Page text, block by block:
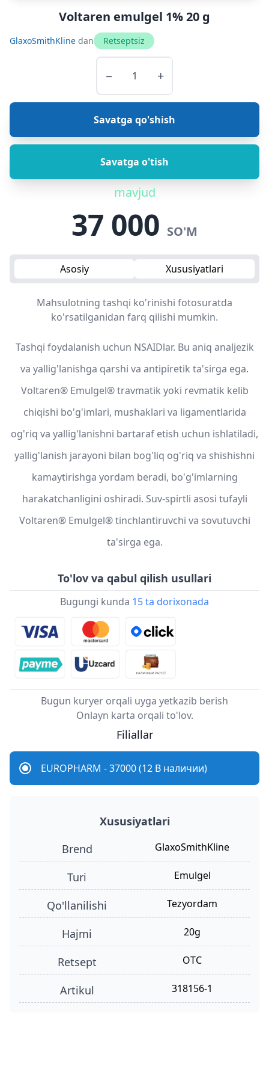
Voltaren emulgel 1% 20 g
GlaxoSmithKline dan Retseptsiz
− +
Savatga qo'shish
Savatga o'tish
mavjud
37 000 SO'M
Asosiy Xususiyatlari
Mahsulotning tashqi ko'rinishi fotosuratda
ko'rsatilganidan farq qilishi mumkin.
Tashqi foydalanish uchun NSAIDlar. Bu aniq analjezik
va yallig'lanishga qarshi va antipiretik ta'sirga ega.
Voltaren® Emulgel® travmatik yoki revmatik kelib
chiqishi bo'g'imlari, mushaklari va ligamentlarida
og'riq va yallig'lanishni bartaraf etish uchun ishlatiladi,
yallig'lanish jarayoni bilan bog'liq og'riq va shishishni
kamaytirishga yordam beradi, bo'g'imlarning
harakatchanligini oshiradi. Suv-spirtli asosi tufayli
Voltaren® Emulgel® tinchlantiruvchi va sovutuvchi
ta'sirga ega.
To'lov va qabul qilish usullari
Bugungi kunda 15 ta dorixonada
Bugun kuryer orqali uyga yetkazib berish
Onlayn karta orqali to'lov.
Filiallar
EUROPHARM - 37000 (12 В наличии)
Xususiyatlari
Brend
GlaxoSmithKline
turi emulgel
qo'llanilishi tezyordam
hajmi 20g
retsept OTC
Artikul 318156-1